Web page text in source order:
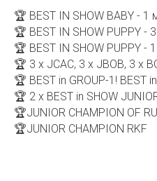
🏆 BEST IN SHOW BABY - 1
🏆 BEST IN SHOW PUPPY -
🏆 BEST IN SHOW PUPPY -
🏆 3 х JCAC, 3 х JBOB, 3 х
🏆 BEST in GROUP-1! BEST
🏆 2 х BEST in SHOW
🏆JUNIOR CHAMPION OF
🏆JUNIOR CHAMPION RKF